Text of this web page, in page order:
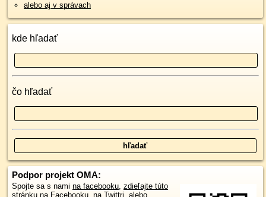
alebo aj v správach
kde hľadať
čo hľadať
Podpor projekt OMA:
Spojte sa s nami na facebooku, zdieľajte túto
stránku na Facebooku na Twittri , alebo